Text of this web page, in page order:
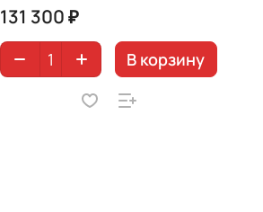
131 300 ₽
В корзину